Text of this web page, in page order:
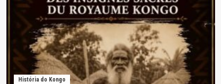
História do Kongo